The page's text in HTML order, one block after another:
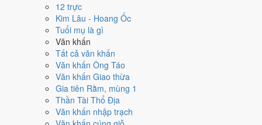
12 trực
Kim Lâu - Hoang Ốc
Tuổi mụ là gì
Văn khấn
Tất cả văn khấn
Văn khấn Ông Táo
Văn khấn Giao thừa
Gia tiên Rằm, mùng 1
Thần Tài Thổ Địa
Văn khấn nhập trạch
Ngày 8/7/2026 đạt4.9/10
Cúng tế - lễ chùa (8/10) , thấp nhất là
Trừ (ngày trừ bỏ điều cũ, đón điều mới) nhưng gặp Sao Câu Trận hắc
đạo nên điểm từng việc chênh nhau như bảng dưới.
Cưới hỏi - đính hôn
Trung bình
Cưới hỏi - đính hôn hôm nay ở
Sao Bích, nhưng Ngày Hắc Đạo kéo giảm điểm.
Cách tính ngày tốt